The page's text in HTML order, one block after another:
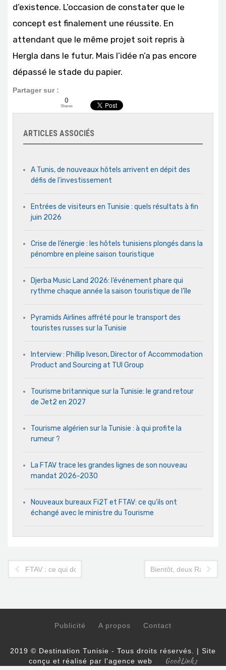
d’existence. L’occasion de constater que le
concept est finalement une réussite. En
attendant que le même projet soit repris à
Hergla dans le futur. Mais l’idée n’a pas encore
dépassé le stade du papier.
Partager sur :
0
Shares
ARTICLES ASSOCIÉS
A Tunis, de nouveaux hôtels arrivent en dépit des
défis de l’investissement
Entrées de visiteurs en Tunisie : quels résultats à fin
juin 2026
Crise de l’énergie : les hôtels tunisiens plongés dans la
pénombre en pleine saison touristique
Djerba Music Land 2026: l’événement phare qui
rythme chaque année la saison touristique de l’île
Pyramids Airlines affrété pour le transport des
touristes russes sur la Tunisie
Interview : Phillip Iveson, Director of Accommodation
Product and Sourcing at TUI Group
Tourisme britannique sur la Tunisie: le grand retour
de Jet2 en 2027
Tourisme algérien sur la Tunisie : à qui profite la
rumeur ?
La FTAV trace les grandes lignes de son nouveau
mandat 2026-2030
Nouveaux bureaux Fi2T et FTAV: ce qu’ils ont
échangé avec le ministre du Tourisme
FTAV : ce qui doit changer au sein du syndicat patronal
Bientôt, deux
Publicité A propos Contact
2019 © Destination Tunisie - Tous droits réservés. | Site
conçu et réalisé par l'agence web
GoodLinks